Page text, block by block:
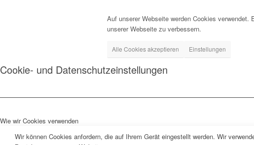
Auf unserer Webseite werden Cookies verwendet.
unserer Webseite zu verbessern.
Alle Cookies akzeptieren Einstellungen
Cookie- und Datenschutzeinstellungen
Wie wir Cookies verwenden
Wir können Cookies anfordern, die auf Ihrem Gerät eingestellt werden. Wir